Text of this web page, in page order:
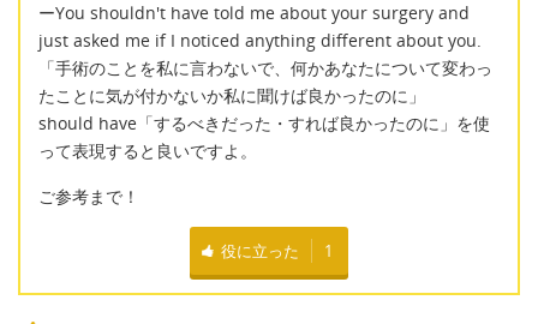
ーYou shouldn't have told me about your surgery and
just asked me if I noticed anything different about you.
「手術のことを私に言わないで、何かあなたについて変わっ
たことに気が付かないか私に聞けば良かったのに」
should have「するべきだった・すれば良かったのに」を使
って表現すると良いですよ。
ご参考まで！
役に立った 1